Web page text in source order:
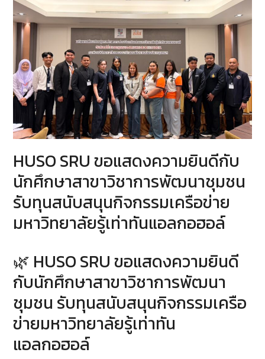
HUSO SRU ขอแสดงความยินดีกับ
นักศึกษาสาขาวิชาการพัฒนาชุมชน
รับทุนสนับสนุนกิจกรรมเครือข่าย
มหาวิทยาลัยรู้เท่าทันแอลกอฮอล์
🌿 HUSO SRU ขอแสดงความยินดี
กับนักศึกษาสาขาวิชาการพัฒนา
ชุมชน รับทุนสนับสนุนกิจกรรมเครือ
ข่ายมหาวิทยาลัยรู้เท่าทัน
แอลกอฮอล์